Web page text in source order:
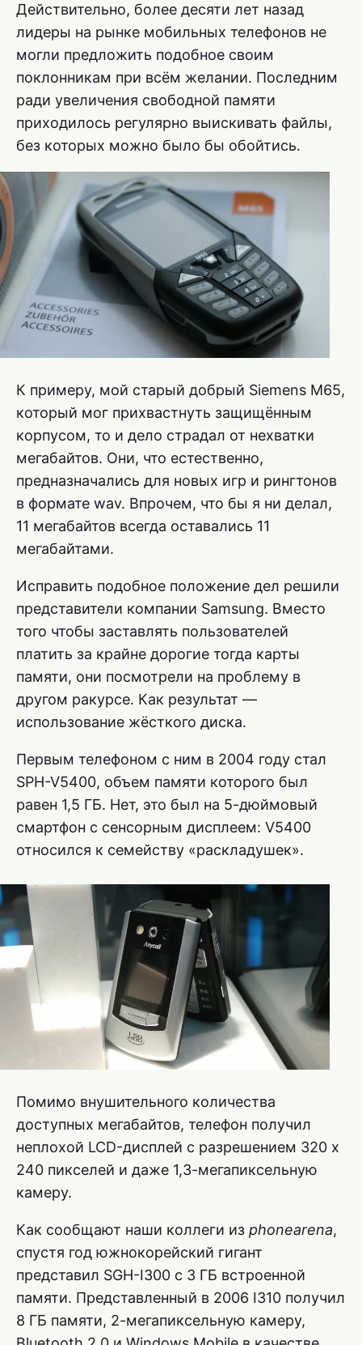
Действительно, более десяти лет назад
лидеры на рынке мобильных телефонов не
могли предложить подобное своим
поклонникам при всём желании. Последним
ради увеличения свободной памяти
приходилось регулярно выискивать файлы,
без которых можно было бы обойтись.
К примеру, мой старый добрый Siemens M65,
который мог прихвастнуть защищённым
корпусом, то и дело страдал от нехватки
мегабайтов. Они, что естественно,
предназначались для новых игр и рингтонов
в формате wav. Впрочем, что бы я ни делал,
11 мегабайтов всегда оставались 11
мегабайтами.
Исправить подобное положение дел решили
представители компании Samsung. Вместо
того чтобы заставлять пользователей
платить за крайне дорогие тогда карты
памяти, они посмотрели на проблему в
другом ракурсе. Как результат —
использование жёсткого диска.
Первым телефоном с ним в 2004 году стал
SPH-V5400, объем памяти которого был
равен 1,5 ГБ. Нет, это был на 5-дюймовый
смартфон с сенсорным дисплеем: V5400
относился к семейству «раскладушек».
Помимо внушительного количества
доступных мегабайтов, телефон получил
неплохой LCD-дисплей с разрешением 320 х
240 пикселей и даже 1,3-мегапиксельную
камеру.
Как сообщают наши коллеги из phonearena,
спустя год южнокорейский гигант
представил SGH-I300 с 3 ГБ встроенной
памяти. Представленный в 2006 I310 получил
8 ГБ памяти, 2-мегапиксельную камеру,